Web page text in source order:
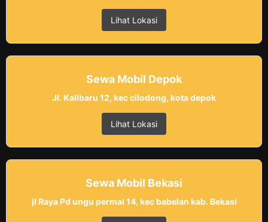
Lihat Lokasi
Sewa Mobil Depok
Jl. Kalibaru 12, kec cilodong, kota depok
Lihat Lokasi
Sewa Mobil Bekasi
jl Raya Pd ungu permai 14, kec babelan kab. Bekasi